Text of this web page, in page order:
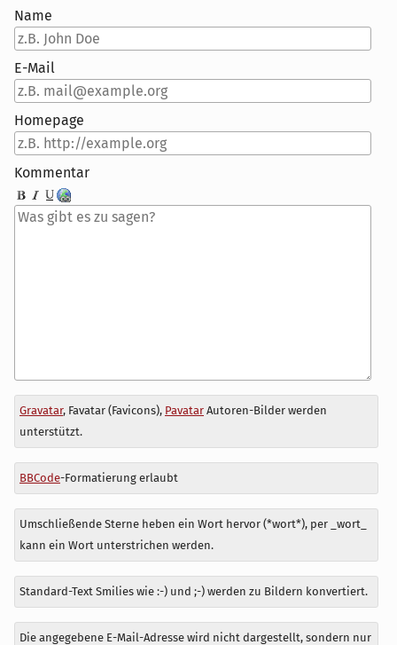
Name
E-Mail
Homepage
Kommentar
Antwort
zu
Gravatar, Favatar (Favicons), PavatarAutoren-Bilder werden
unterstützt.
BBCode-Formatierung erlaubt
Umschließende Sterne heben ein Wort hervor (*wort*), per _wort_
kann ein Wort unterstrichen werden.
Standard-Text Smilies wie :-) und ;-) werden zu Bildern konvertiert.
Die angegebene E-Mail-Adresse wird nicht dargestellt, sondern nur